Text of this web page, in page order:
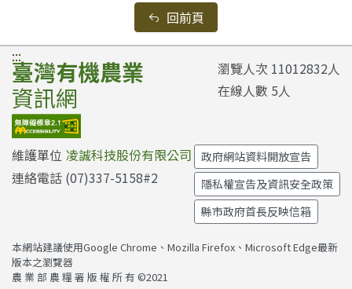
回前頁
:::
臺灣有機農業
資訊網
瀏覽人次 11012832人
在線人數 5人
維護單位 凌誠科技股份有限公司
連絡電話 (07)337-5158#2
政府網站資料開放宣告
隱私權宣告及資訊安全政策
縣市政府首長反映信箱
本網站建議使用Google Chrome、Mozilla Firefox、Microsoft Edge最新
版本之瀏覽器
農 業 部 農 糧 署 版 權 所 有 ©2021